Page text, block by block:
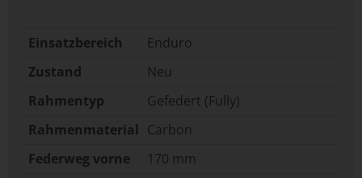
Einsatzbereich
Enduro
Zustand
Neu
Rahmentyp
Gefedert (Fully)
Rahmenmaterial Carbon
Federweg vorne
170 mm